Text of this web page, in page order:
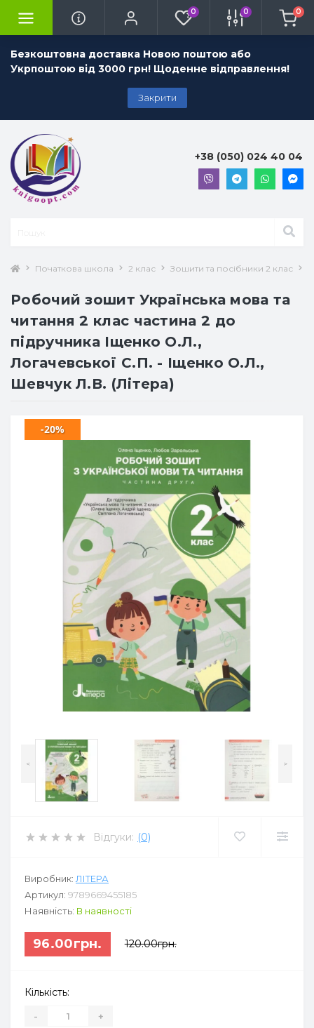
Безкоштовна доставка Новою поштою або
Укрпоштою від 3000 грн! Щоденне відправлення!
Закрити
0 0 0
+38 (050) 024 40 04
Початкова школа 2 клас Зошити та посібники 2 клас
Робочий зошит Українська мова та
читання 2 клас частина 2 до
підручника Іщенко О.Л.,
Логачевської С.П. - Іщенко О.Л.,
Шевчук Л.В. (Літера)
-20%
< >
Відгуки: (0)
Виробник: ЛІТЕРА
Артикул: 9789669455185
Наявність: В наявності
96.00грн. 120.00грн.
Кількість:
- +